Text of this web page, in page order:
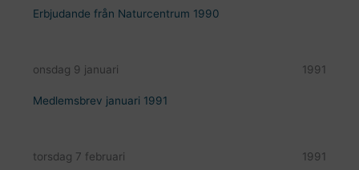
Erbjudande från Naturcentrum 1990
onsdag 9 januari 1991
Medlemsbrev januari 1991
torsdag 7 februari 1991